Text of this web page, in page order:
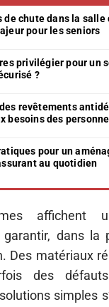
de chute dans la salle
pour les seniors
privilégier pour un
?
revêtements
besoins des
pour un
au quotidien
affichent
dans la
Des matériaux
des
simples